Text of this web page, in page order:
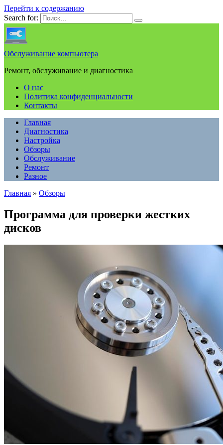
Перейти к содержанию
Search for:
Обслуживание компьютера
Ремонт, обслуживание и диагностика
О нас
Политика конфиденциальности
Контакты
Главная
Диагностика
Настройка
Обзоры
Обслуживание
Ремонт
Разное
Главная » Обзоры
Программа для проверки жестких
дисков